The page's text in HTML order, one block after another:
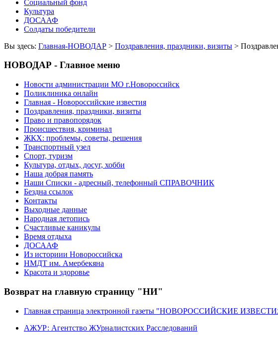
Социальный фонд
Культура
ДОСААФ
Солдаты победители
Вы здесь: Главная-НОВОДАР > Поздравления, праздники, визиты >
НОВОДАР - Главное меню
Новости администрации МО г.Новороссийск
Поликлиника онлайн
Главная - Новороссийские известия
Поздравления, праздники, визиты
Право и правопорядок
Происшествия, криминал
ЖКХ: проблемы, советы, решения
Транспортный узел
Спорт, туризм
Культура, отдых, досуг, хобби
Наша добрая память
Наши Списки - адресный, телефонный СПРАВОЧНИК
Бездна ссылок
Контакты
Выходные данные
Народная летопись
Счастливые каникулы
Время отдыха
ДОСААФ
Из историии Новороссийска
НМДТ им. Амербекяна
Красота и здоровье
Возврат на главную страницу "НИ"
Главная страница электронной газеты "НОВОРОССИЙСКИЕ
АЖУР: Агентство ЖУрналистских Расследований